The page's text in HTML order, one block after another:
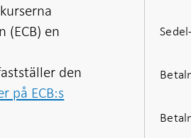
en
den
på ECB:s